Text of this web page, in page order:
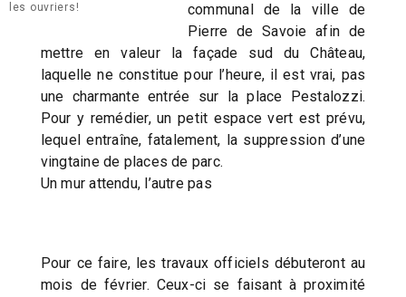
les ouvriers!
communal de la ville de
Pierre de Savoie afin de
mettre en valeur la façade sud du Château,
laquelle ne constitue pour l’heure, il est vrai, pas
une charmante entrée sur la place Pestalozzi.
Pour y remédier, un petit espace vert est prévu,
lequel entraîne, fatalement, la suppression d’une
vingtaine de places de parc.
Un mur attendu, l’autre pas
Pour ce faire, les travaux officiels débuteront au
mois de février. Ceux-ci se faisant à proximité